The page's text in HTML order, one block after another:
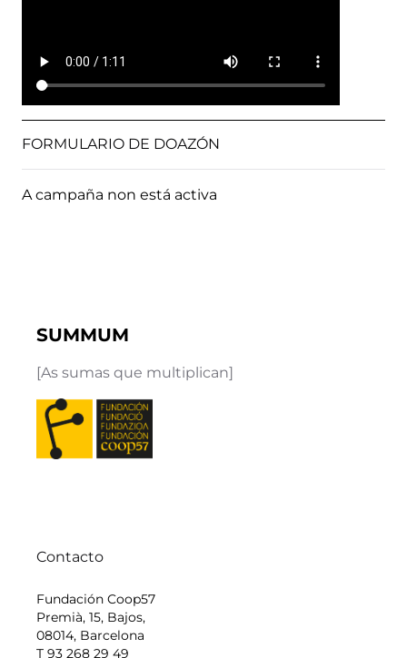
FORMULARIO DE DOAZÓN
A campaña non está activa
SUMMUM
[As sumas que multiplican]
Contacto
Fundación Coop57
Premià, 15, Bajos,
08014, Barcelona
T 93 268 29 49